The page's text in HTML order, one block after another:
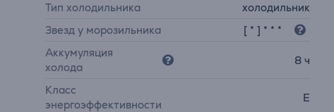
Тип холодильника
холодильник
Звезд у морозильника
[ * ] * * *
Аккумуляция
холода
8 ч
Класс
энергоэффективности
E